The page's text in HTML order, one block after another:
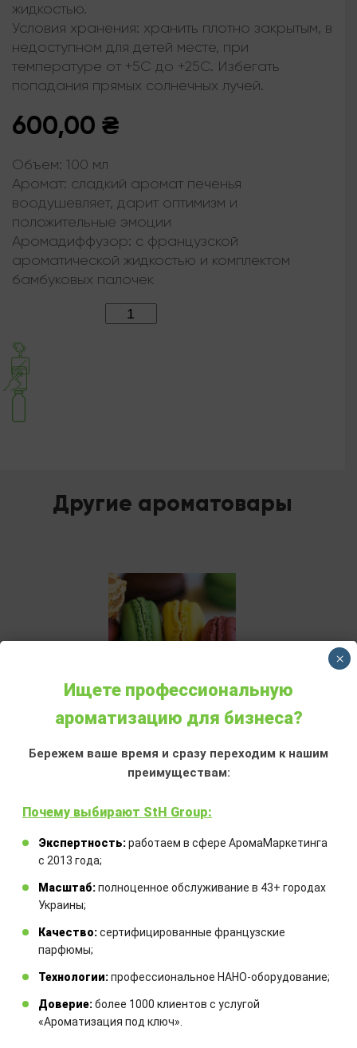
жидкостью.
Условия хранения: хранить плотно закрытым, в
недоступном для детей месте, при
температуре от +5С до +25С. Избегать
попадания прямых солнечных лучей.
600,00 ₴
Объем: 100 мл
Аромат: сладкий аромат печенья
воодушевляет, дарит оптимизм и
положительные эмоции
Аромадиффузор: с французской
ароматической жидкостью и комплектом
бамбуковых палочек
Другие ароматовары
АРОМАДИФФУЗОР
100 мл
французский аромат свободы,
романтики и красивой любви
Аромадиффузор:
комплектом бамбуковых палочек
700,00₴
Ищете профессиональную
ароматизацию для бизнеса?
Бережем ваше время и сразу переходим к нашим
преимуществам:
Почему выбирают StH Group:
Экспертность:работаем в сфере АромаМаркетинга
с 2013 года;
Масштаб:полноценное обслуживание в 43+ городах
Украины;
Качество:сертифицированные французские
парфюмы;
Технологии:профессиональное НАНО-оборудование;
Доверие:более 1000 клиентов с услугой
«Ароматизация под ключ».
×